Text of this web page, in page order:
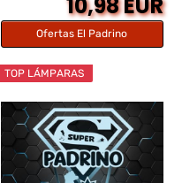
10,98 EUR
Ofertas El Padrino
TOP LÁMPARAS